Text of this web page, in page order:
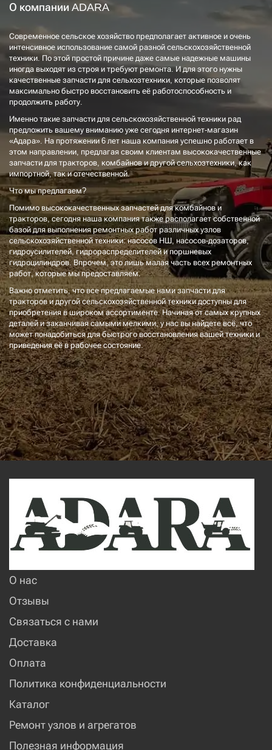
О компании ADARA
Современное сельское хозяйство предполагает активное и очень
интенсивное использование самой разной сельскохозяйственной
техники. По этой простой причине даже самые надежные машины
иногда выходят из строя и требуют ремонта. И для этого нужны
качественные запчасти для сельхозтехники, которые позволят
максимально быстро восстановить её работоспособность и
продолжить работу.
Именно такие запчасти для сельскохозяйственной техники рад
предложить вашему вниманию уже сегодня интернет-магазин
«Адара». На протяжении 6 лет наша компания успешно работает в
этом направлении, предлагая своим клиентам высококачественные
запчасти для тракторов, комбайнов и другой сельхозтехники, как
импортной, так и отечественной.
Что мы предлагаем?
Помимо высококачественных запчастей для комбайнов и
тракторов, сегодня наша компания также располагает собственной
базой для выполнения ремонтных работ различных узлов
сельскохозяйственной техники: насосов НШ, насосов-дозаторов,
гидроусилителей, гидрораспределителей и поршневых
гидроцилиндров. Впрочем, это лишь малая часть всех ремонтных
работ, которые мы предоставляем.
Важно отметить, что все предлагаемые нами запчасти для
тракторов и другой сельскохозяйственной техники доступны для
приобретения в широком ассортименте. Начиная от самых крупных
деталей и заканчивая самыми мелкими, у нас вы найдете всё, что
может понадобиться для быстрого восстановления вашей техники и
приведения её в рабочее состояние.
О нас
Отзывы
Связаться с нами
Доставка
Оплата
Политика конфиденциальности
Каталог
Ремонт узлов и агрегатов
Полезная информация